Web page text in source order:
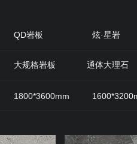
QD岩板 炫·星岩
大规格岩板 通体大理石
1800*3600mm